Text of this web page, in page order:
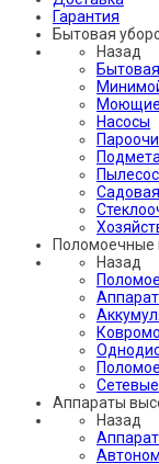
Гарантия
Бытовая
Назад
Насосы
Назад
Аппараты
Назад